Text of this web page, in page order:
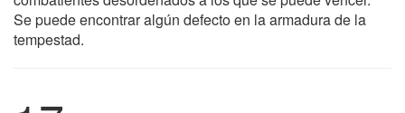
Se puede encontrar algún defecto en la armadura de la
tempestad.